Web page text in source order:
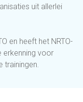
uit allerlei
en heeft het NRTO-
erkenning voor
trainingen.